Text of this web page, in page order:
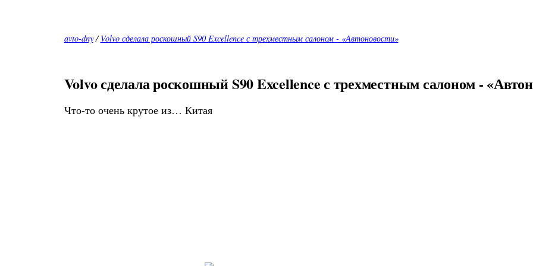
avto-dny/Volvo сделала роскошный S90 Excellence с трехместным салоном - «Автоновости»
Volvo сделала роскошный S90 Excellence с трехместным салоном -
Что-то очень крутое из… Китая